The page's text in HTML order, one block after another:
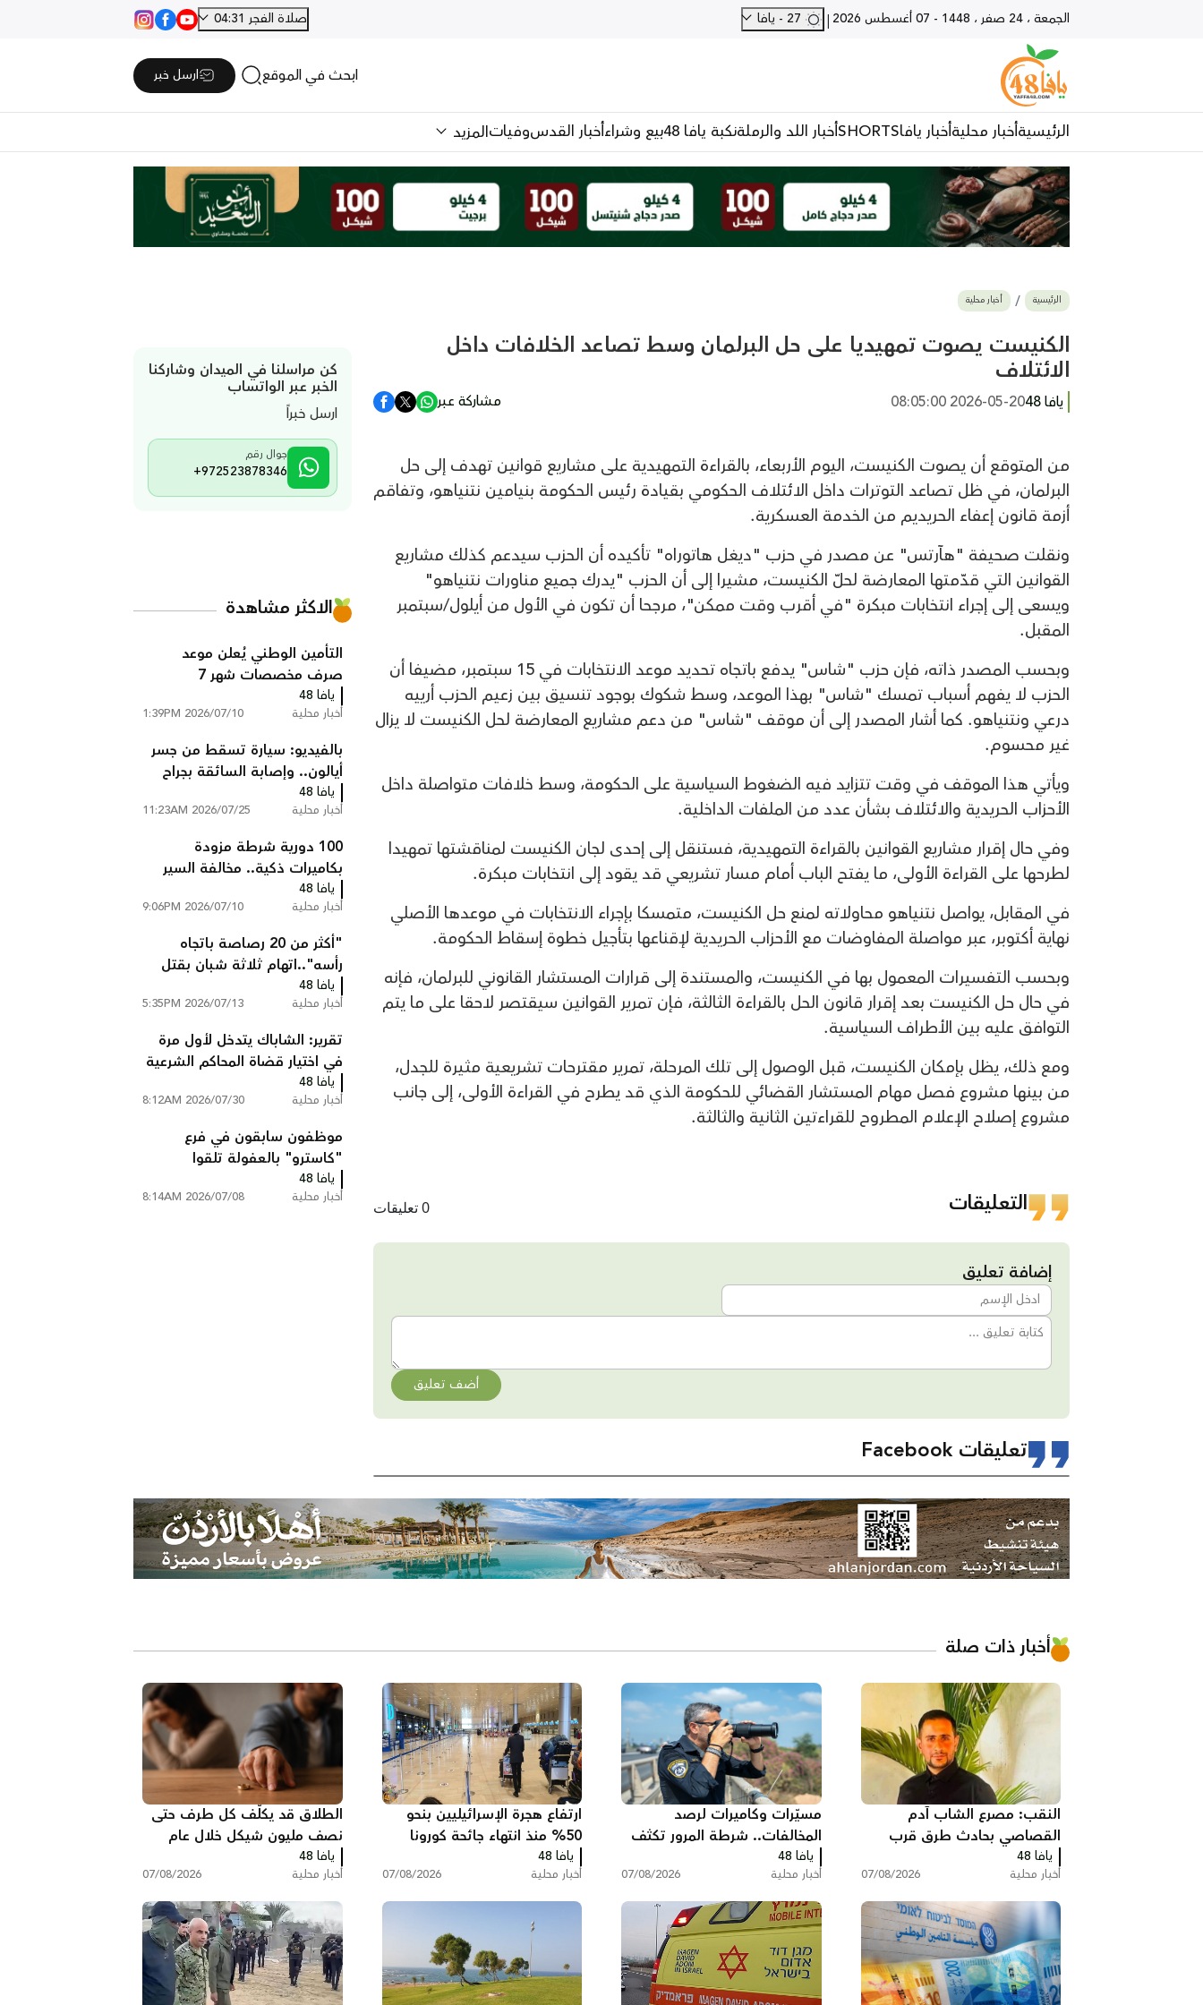
الجمعة ، 24 صفر ، 1448 - 07 أغسطس 2026 | صلاة الفجر 04:31
ابحث في الموقع ارسل خبر
الرئيسيةأخبار محليةأخبار يافاSHORTSأخبار اللد والرملةنكبة يافا 48 بيع وشراءأخبار القدسوفياتالمزيد
الرئيسية أخبار محلية
الكنيست يصوت تمهيديا على حل البرلمان وسط تصاعد الخلافات داخل
الائتلاف
يافا 48 2026-05-20 08:05:00 مشاركة عبر
من المتوقع أن يصوت الكنيست، اليوم الأربعاء، بالقراءة التمهيدية على مشاريع قوانين تهدف إلى حل
البرلمان، في ظل تصاعد التوترات داخل الائتلاف الحكومي بقيادة رئيس الحكومة بنيامين نتنياهو، وتفاقم
أزمة قانون إعفاء الحريديم من الخدمة العسكرية.
ونقلت صحيفة "هآرتس" عن مصدر في حزب "ديغل هاتوراه" تأكيده أن الحزب سيدعم كذلك مشاريع
القوانين التي قدّمتها المعارضة لحلّ الكنيست، مشيرا إلى أن الحزب "يدرك جميع مناورات نتنياهو"
ويسعى إلى إجراء انتخابات مبكرة "في أقرب وقت ممكن"، مرجحا أن تكون في الأول من أيلول/سبتمبر
المقبل.
وبحسب المصدر ذاته، فإن حزب "شاس" يدفع باتجاه تحديد موعد الانتخابات في 15 سبتمبر، مضيفا أن
الحزب لا يفهم أسباب تمسك "شاس" بهذا الموعد، وسط شكوك بوجود تنسيق بين زعيم الحزب أرييه
درعي ونتنياهو. كما أشار المصدر إلى أن موقف "شاس" من دعم مشاريع المعارضة لحل الكنيست لا يزال
غير محسوم.
ويأتي هذا الموقف في وقت تتزايد فيه الضغوط السياسية على الحكومة، وسط خلافات متواصلة داخل
الأحزاب الحريدية والائتلاف بشأن عدد من الملفات الداخلية.
وفي حال إقرار مشاريع القوانين بالقراءة التمهيدية، فستنقل إلى إحدى لجان الكنيست لمناقشتها تمهيدا
لطرحها على القراءة الأولى، ما يفتح الباب أمام مسار تشريعي قد يقود إلى انتخابات مبكرة.
في المقابل، يواصل نتنياهو محاولاته لمنع حل الكنيست، متمسكا بإجراء الانتخابات في موعدها الأصلي
نهاية أكتوبر، عبر مواصلة المفاوضات مع الأحزاب الحريدية لإقناعها بتأجيل خطوة إسقاط الحكومة.
وبحسب التفسيرات المعمول بها في الكنيست، والمستندة إلى قرارات المستشار القانوني للبرلمان، فإنه
في حال حل الكنيست بعد إقرار قانون الحل بالقراءة الثالثة، فإن تمرير القوانين سيقتصر لاحقا على ما يتم
التوافق عليه بين الأطراف السياسية.
ومع ذلك، يظل بإمكان الكنيست، قبل الوصول إلى تلك المرحلة، تمرير مقترحات تشريعية مثيرة للجدل،
من بينها مشروع فصل مهام المستشار القضائي للحكومة الذي قد يطرح في القراءة الأولى، إلى جانب
مشروع إصلاح الإعلام المطروح للقراءتين الثانية والثالثة.
التعليقات 0 تعليقات
إضافة تعليق
أضف تعليق
تعليقات Facebook
كن مراسلنا في الميدان وشاركنا
الخبر عبر الواتساب
ارسل خبراً
جوال رقم
+972523878346
الاكثر مشاهدة
التأمين الوطني يُعلن موعد
صرف مخصصات شهر 7
يافا 48
أخبار محلية 2026/07/10 1:39PM
بالفيديو: سيارة تسقط من جسر
أيالون.. وإصابة السائقة بجراح
خطيرة
يافا 48
أخبار محلية 2026/07/25 11:23AM
100 دورية شرطة مزودة
بكاميرات ذكية.. مخالفة السير
تصلك إلى المنزل دون أن تتوقف
يافا 48
أخبار محلية 2026/07/10 9:06PM
"أكثر من 20 رصاصة باتجاه
رأسه"..اتهام ثلاثة شبان بقتل
عبد السلام ابو عصب من
شعفاط
يافا 48
أخبار محلية 2026/07/13 5:35PM
تقرير: الشاباك يتدخل لأول مرة
في اختيار قضاة المحاكم الشرعية
ويستبعد مرشحين
يافا 48
أخبار محلية 2026/07/30 8:12AM
موظفون سابقون في فرع
"كاسترو" بالعفولة تلقوا
تعليمات بالتحدث بالعبرية فقط
داخل المتجر
يافا 48
أخبار محلية 2026/07/08 8:14AM
أخبار ذات صلة
النقب: مصرع الشاب آدم
القصاصي بحادث طرق قرب
حورة
يافا 48
أخبار محلية 07/08/2026
مسيّرات وكاميرات لرصد
المخالفات.. شرطة المرور تكثف
حملاتها على الطرق
يافا 48
أخبار محلية 07/08/2026
ارتفاع هجرة الإسرائيليين بنحو
50% منذ انتهاء جائحة كورونا
وخسائر ضريبية بمليارات
الشواكل
يافا 48
أخبار محلية 07/08/2026
الطلاق قد يكلّف كل طرف حتى
نصف مليون شيكل خلال عام
واحد في البلاد
يافا 48
أخبار محلية 07/08/2026